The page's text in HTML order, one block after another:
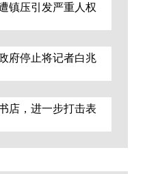
镇压引发严重人权
府停止将记者白兆
店，进一步打击表